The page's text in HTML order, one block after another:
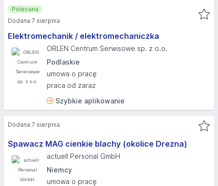
Elektromechanik / elektromechaniczka
ORLEN Centrum Serwisowe sp. z o.o.
Podlaskie
umowa o pracę
praca od zaraz
Szybkie aplikowanie
Polecana
Dodana 7 sierpnia
Spawacz MAG cienkie blachy (okolice Drezna)
actuell Personal GmbH
Niemcy
umowa o pracę
Dodana 7 sierpnia